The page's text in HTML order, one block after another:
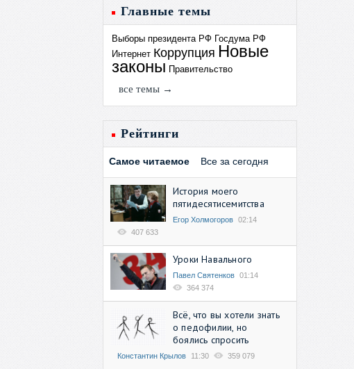
Главные темы
Выборы президента РФ Госдума РФ
Интернет Коррупция Новые
законы Правительство
все темы →
Рейтинги
Самое читаемое Все за сегодня
История моего
пятидесятисемитства
Егор Холмогоров 02:14
407 633
Уроки Навального
Павел Святенков 01:14
364 374
Всё, что вы хотели знать
о педофилии, но
боялись спросить
Константин Крылов 11:30 359 079